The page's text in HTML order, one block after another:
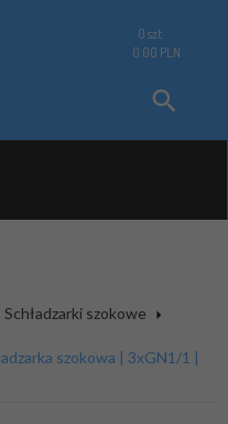
0 szt.
0.00 PLN
Schładzarki szokowe
szokowa | 3xGN1/1 |